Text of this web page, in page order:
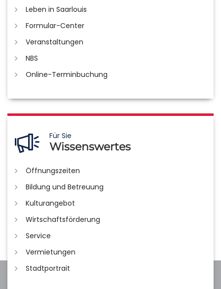
Leben in Saarlouis
Formular-Center
Veranstaltungen
NBS
Online-Terminbuchung
Für Sie
Wissenswertes
Öffnungszeiten
Bildung und Betreuung
Kulturangebot
Wirtschaftsförderung
Service
Vermietungen
Stadtportrait